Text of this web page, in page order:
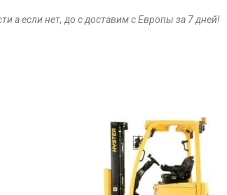
а если нет, до с доставим с Европы за 7 дней!